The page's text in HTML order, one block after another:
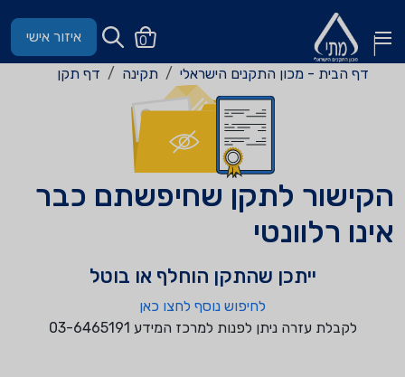
0 איזור אישי
דף הבית - מכון התקנים הישראלי תקינה דף תקן
הקישור לתקן שחיפשתם כבר
אינו רלוונטי
ייתכן שהתקן הוחלף או בוטל
לחיפוש נוסף לחצו כאן
לקבלת עזרה ניתן לפנות למרכז המידע 03-6465191